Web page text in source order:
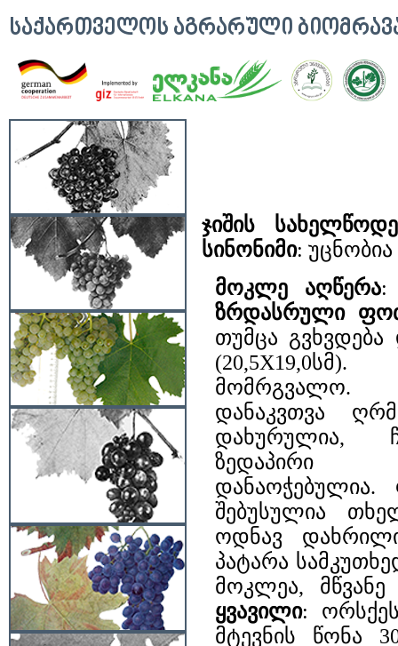
ᲡᲐᲥᲐᲠᲗᲕᲔᲚᲝᲡ ᲐᲒᲠᲐᲠᲣᲚᲘ
ჯიშის
სინონიმი: უცნობია
მოკლე აღწერა
ზრდასრული
თუმცა
მომრგვალო.
დანაკვთვა
დახურულია,
ზედაპირი
შებუსულია
ოდნავ
პატარა
მოკლეა,
ყვავილი:
მტევნის წონა